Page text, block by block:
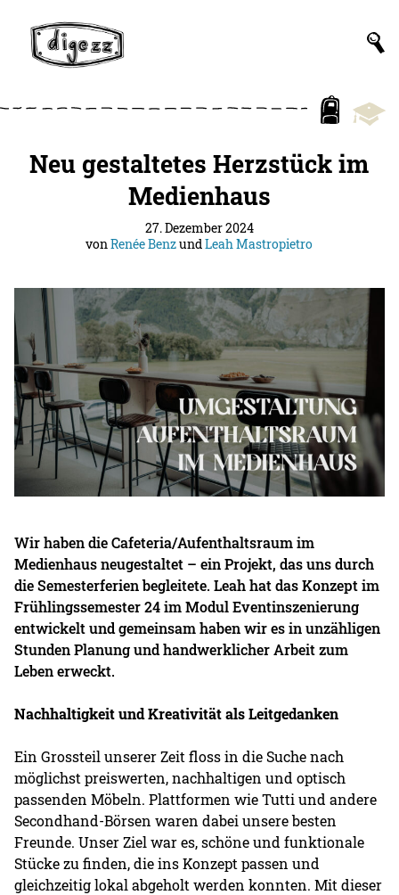
Neu gestaltetes Herzstück im
Medienhaus
27. Dezember 2024
vonRenée BenzundLeah Mastropietro
Wir haben die Cafeteria/Aufenthaltsraum im
Medienhaus neugestaltet – ein Projekt, das uns durch
die Semesterferien begleitete. Leah hat das Konzept im
Frühlingssemester 24 im Modul Eventinszenierung
entwickelt und gemeinsam haben wir es in unzähligen
Stunden Planung und handwerklicher Arbeit zum
Leben erweckt.
Nachhaltigkeit und Kreativität als Leitgedanken
Ein Grossteil unserer Zeit floss in die Suche nach
möglichst preiswerten, nachhaltigen und optisch
passenden Möbeln. Plattformen wie Tutti und andere
Secondhand-Börsen waren dabei unsere besten
Freunde. Unser Ziel war es, schöne und funktionale
Stücke zu finden, die ins Konzept passen und
gleichzeitig lokal abgeholt werden konnten. Mit dieser